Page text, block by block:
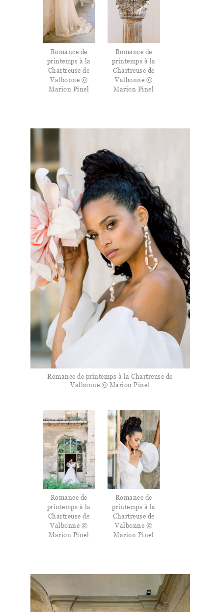
Romance de
printemps à la
Chartreuse de
Valbonne ©
Marion Pinel
Romance de
printemps à la
Chartreuse de
Valbonne ©
Marion Pinel
Romance de printemps à la Chartreuse de
Valbonne © Marion Pinel
Romance de
printemps à la
Chartreuse de
Valbonne ©
Marion Pinel
Romance de
printemps à la
Chartreuse de
Valbonne ©
Marion Pinel